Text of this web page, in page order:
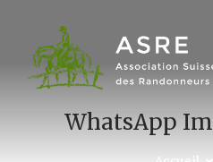
content
WhatsApp